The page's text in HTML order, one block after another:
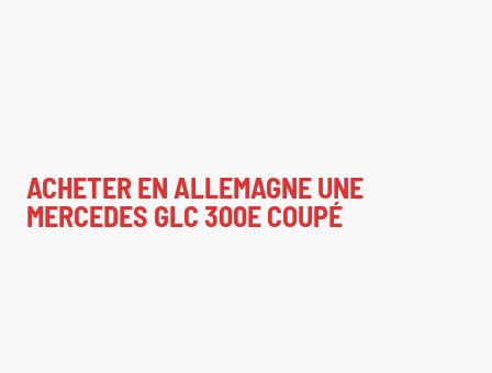
ACHETER EN ALLEMAGNE UNE
MERCEDES GLC 300E COUPÉ